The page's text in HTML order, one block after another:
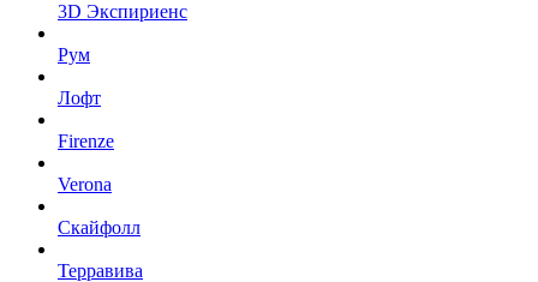
3D Экспириенс
Рум
Лофт
Firenze
Verona
Скайфолл
Терравива